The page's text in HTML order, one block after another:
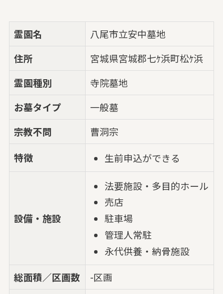
霊園名
八尾市立安中墓地
住所
宮城県宮城郡七ｹ浜町松ｹ浜
霊園種別
寺院墓地
お墓タイプ
一般墓
宗教不問
曹洞宗
特徴
生前申込ができる
設備・施設
法要施設・多目的ホール
売店
駐車場
管理人常駐
永代供養・納骨施設
総面積／区画数
-区画